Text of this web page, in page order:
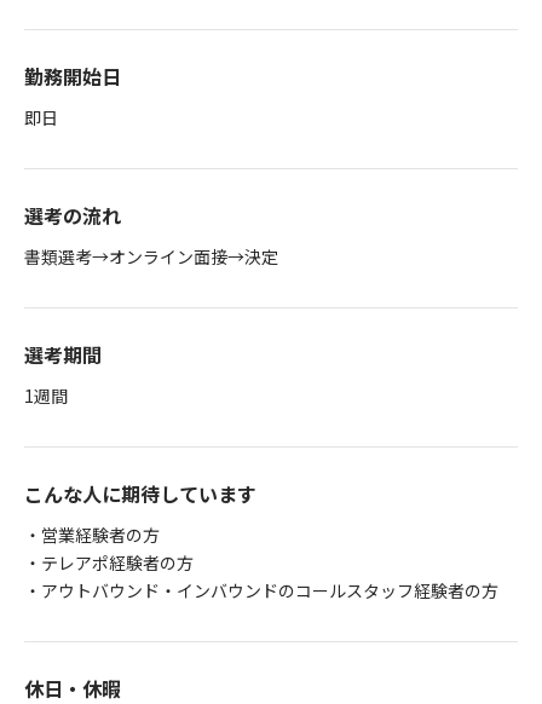
勤務開始日
即日
選考の流れ
書類選考→オンライン面接→決定
選考期間
1週間
こんな人に期待しています
・営業経験者の方
・テレアポ経験者の方
・アウトバウンド・インバウンドのコールスタッフ経験者の方
休日・休暇